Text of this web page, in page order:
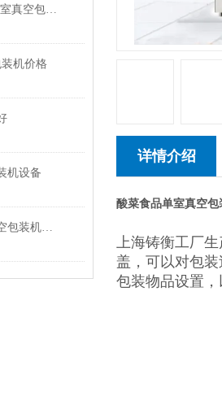
枸杞红枣颗粒1-2斤抽气双室真空包装机厂家定制
机价格
机设备
多种型号选择双室单室真空包装机供应商
详情介绍
酸菜食品单室真空包
上海铸衡工厂
盖，可以对包
包装物品设置